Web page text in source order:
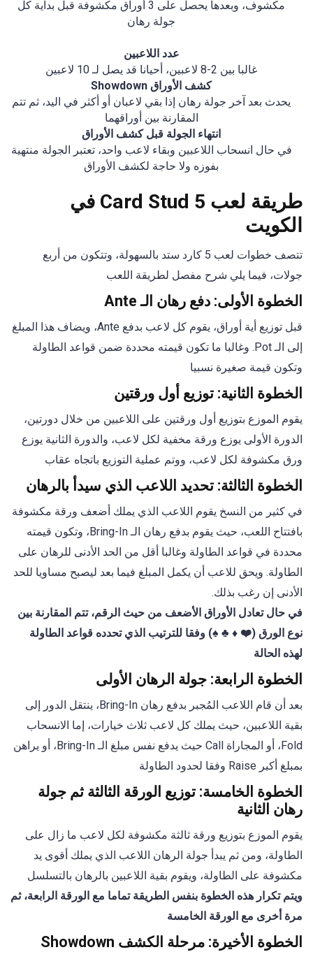
مكشوف، وبعدها يحصل على 3 أوراق مكشوفة قبل بداية كل
جولة رهان
عدد اللاعبين
غالبا بين 2-8 لاعبين، أحيانا قد يصل لـ 10 لاعبين
كشف الأوراق Showdown
يحدث بعد آخر جولة رهان إذا بقي لاعبان أو أكثر في اليد، ثم تتم
المقارنة بين أوراقهما
انتهاء الجولة قبل كشف الأوراق
في حال انسحاب اللاعبين وبقاء لاعب واحد، تعتبر الجولة منتهية
بفوزه ولا حاجة لكشف الأوراق
طريقة لعب 5 Card Stud في
الكويت
تتصف خطوات لعب 5 كارد ستد بالسهولة، وتتكون من أربع
جولات، فيما يلي شرح مفصل لطريقة اللعب
الخطوة الأولى: دفع رهان الـ Ante
قبل توزيع أية أوراق، يقوم كل لاعب بدفع Ante، ويضاف هذا المبلغ
إلى الـ Pot. وغالبا ما تكون قيمته محددة ضمن قواعد الطاولة
وتكون قيمة صغيرة نسبيا
الخطوة الثانية: توزيع أول ورقتين
يقوم الموزع بتوزيع أول ورقتين على اللاعبين من خلال دورتين،
الدورة الأولى يوزع ورقة مخفية لكل لاعب، والدورة الثانية يوزع
ورق مكشوفة لكل لاعب، ووتم عملية التوزيع باتجاه عقاب
الخطوة الثالثة: تحديد اللاعب الذي سيدأ بالرهان
في كثير من النسخ يقوم اللاعب الذي يملك أضعف ورقة مكشوفة
بافتتاح اللعب، حيث يقوم بدفع رهان الـ Bring-In، وتكون قيمته
محددة في قواعد الطاولة وغالبا أقل من الحد الأدنى للرهان على
الطاولة. ويحق للاعب أن يكمل المبلغ فيما بعد ليصبح مساويا للحد
الأدنى إن رغب بذلك.
في حال تعادل الأوراق الأضعف من حيث الرقم، تتم المقارنة بين
نوع الورق (❤️ ♦️ ♣️ ♠️) وفقا للترتيب الذي تحدده قواعد الطاولة
لهذه الحالة
الخطوة الرابعة: جولة الرهان الأولى
بعد أن قام اللاعب المُجبر بدفع رهان Bring-In، ينتقل الدور إلى
بقية اللاعبين، حيث يملك كل لاعب ثلاث خيارات، إما الانسحاب
Fold، أو المجاراة Call حيث يدفع نفس مبلغ الـ Bring-In، أو يراهن
بمبلغ أكبر Raise وفقا لحدود الطاولة
الخطوة الخامسة: توزيع الورقة الثالثة ثم جولة
رهان الثانية
يقوم الموزع بتوزيع ورقة ثالثة مكشوفة لكل لاعب ما زال على
الطاولة، ومن ثم يبدأ جولة الرهان اللاعب الذي يملك أقوى يد
مكشوفة على الطاولة، ويقوم بقية اللاعبين بالرهان بالتسلسل
ويتم تكرار هذه الخطوة بنفس الطريقة تماما مع الورقة الرابعة، ثم
مرة أخرى مع الورقة الخامسة
الخطوة الأخيرة: مرحلة الكشف Showdown